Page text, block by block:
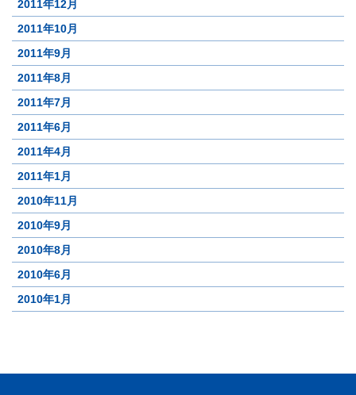
2011年12月
2011年10月
2011年9月
2011年8月
2011年7月
2011年6月
2011年4月
2011年1月
2010年11月
2010年9月
2010年8月
2010年6月
2010年1月